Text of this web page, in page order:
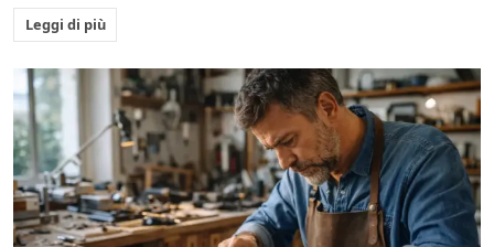
Leggi di più